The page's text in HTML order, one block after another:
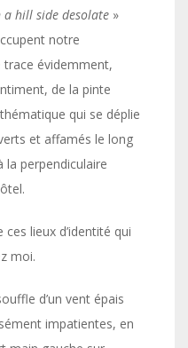
a hill side desolate »
notre
trace évidemment,
de la pinte
qui se déplie
et affamés le long
la perpendiculaire
lieux d’identité qui
moi.
d’un vent épais
impatientes, en